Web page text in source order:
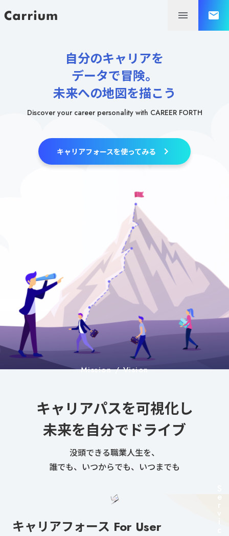
自分のキャリアを
データで冒険。
未来への地図を描こう
Discover your career personality with CAREER FORTH
キャリアフォースを使ってみる
Mission / Vision
キャリアパスを可視化し
未来を自分でドライブ
没頭できる職業人生を、
誰でも、いつからでも、いつまでも
キャリアフォース For User